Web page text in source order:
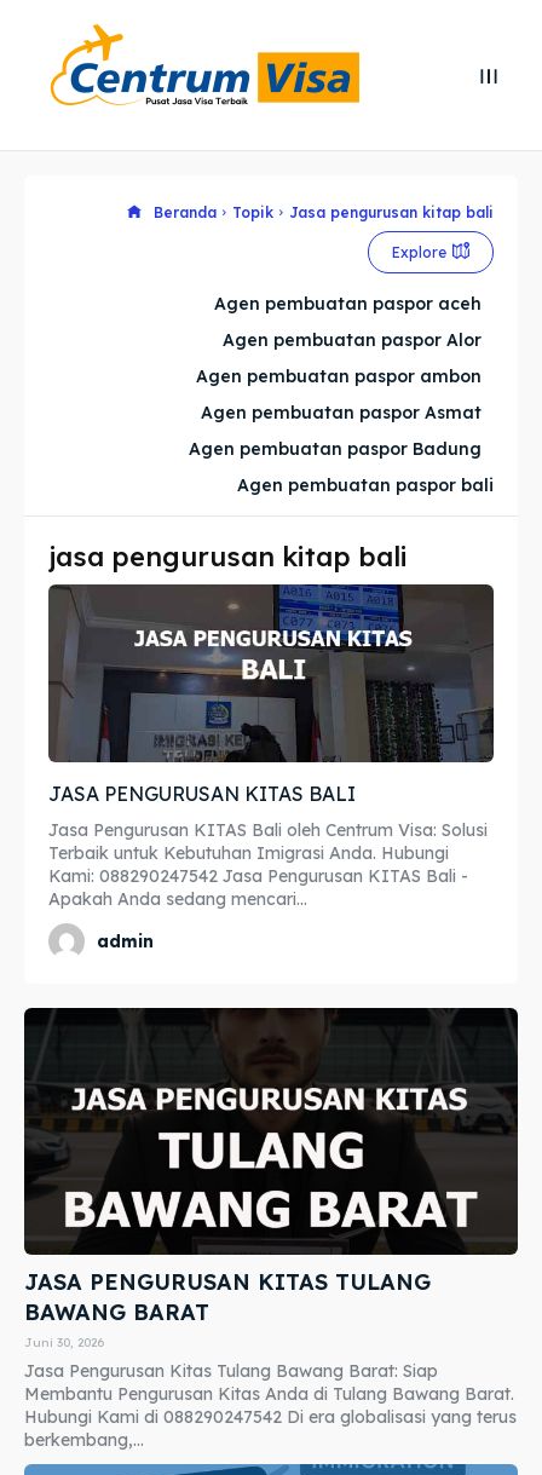
Cari
Cari
Explore our destinations
Imta
Legalisir
Apostille
Penerjemah
Asuransi
Blog
Explore our destinations
Imta
Legalisir
Apostille
Penerjemah
Asuransi
Blog
Beranda Topik Jasa pengurusan kitap bali
Explore
Agen pembuatan paspor aceh
Agen pembuatan paspor Alor
Agen pembuatan paspor ambon
Agen pembuatan paspor Asmat
Agen pembuatan paspor Badung
Agen pembuatan paspor bali
jasa pengurusan kitap bali
JASA PENGURUSAN KITAS BALI
Jasa Pengurusan KITAS Bali oleh Centrum Visa: Solusi
Terbaik untuk Kebutuhan Imigrasi Anda. Hubungi
Kami: 088290247542 Jasa Pengurusan KITAS Bali -
Apakah Anda sedang mencari...
admin
JASA PENGURUSAN KITAS TULANG
BAWANG BARAT
Juni 30, 2026
Jasa Pengurusan Kitas Tulang Bawang Barat: Siap
Membantu Pengurusan Kitas Anda di Tulang Bawang Barat.
Hubungi Kami di 088290247542 Di era globalisasi yang terus
berkembang,...